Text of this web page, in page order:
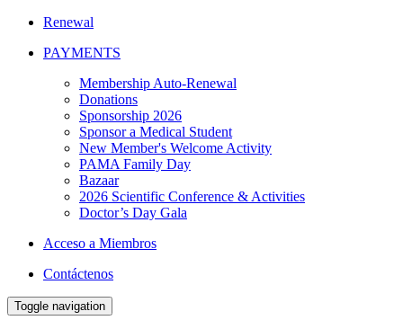
Renewal
PAYMENTS
Membership Auto-Renewal
Donations
Sponsorship 2026
Sponsor a Medical Student
New Member's Welcome Activity
PAMA Family Day
Bazaar
2026 Scientific Conference & Activities
Doctor’s Day Gala
Acceso a Miembros
Contáctenos
Toggle navigation